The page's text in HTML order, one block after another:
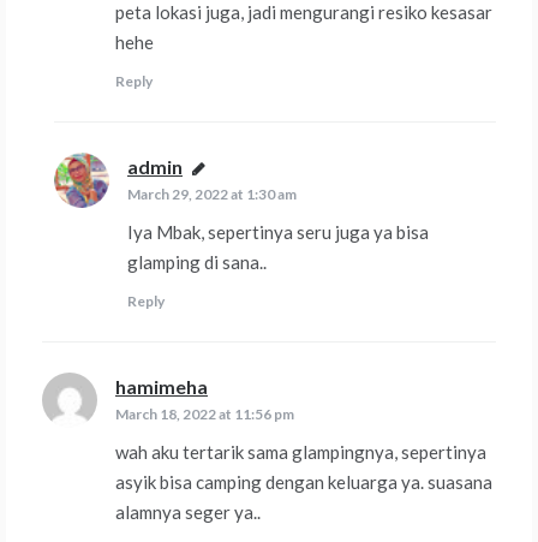
peta lokasi juga, jadi mengurangi resiko kesasar
hehe
Reply
admin says:
March 29, 2022 at 1:30 am
Iya Mbak, sepertinya seru juga ya bisa
glamping di sana..
Reply
hamimeha
March 18, 2022 at 11:56 pm
wah aku tertarik sama glampingnya, sepertinya
asyik bisa camping dengan keluarga ya. suasana
alamnya seger ya..